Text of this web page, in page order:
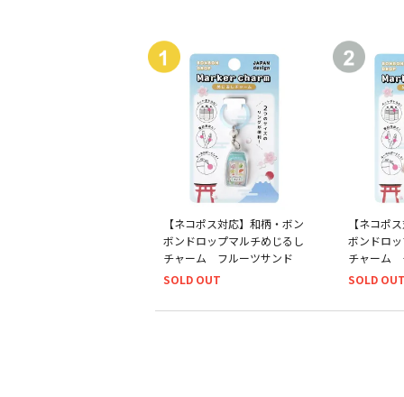
【ネコポス対応】和柄・ボン
ボンドロップマルチめじるし
チャーム フルーツサンド
SOLD OUT
【ネコポ
ボンドロ
チャーム
SOLD OUT